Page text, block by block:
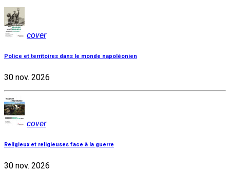
cover
Police et territoires dans le monde napoléonien
30 nov. 2026
cover
Religieux et religieuses face à la guerre
30 nov. 2026